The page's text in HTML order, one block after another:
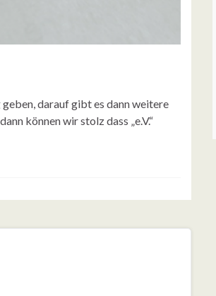
darauf gibt es dann weitere
können wir stolz dass „e.V.“